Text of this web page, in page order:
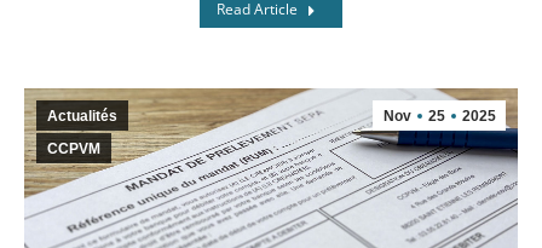
Read Article
Nov 25 2025
Actualités
CCPVM